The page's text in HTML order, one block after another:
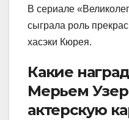
В сериале
сыграла роль
хасэки Кюрея.
Какие
Мерьем
актерскую